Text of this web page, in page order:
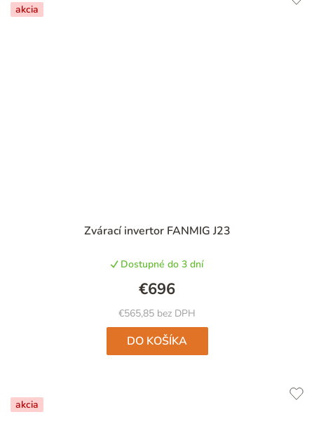
akcia
Zvárací invertor FANMIG J23
Dostupné do 3 dní
€565,85 bez DPH
€696
DO KOŠÍKA
akcia